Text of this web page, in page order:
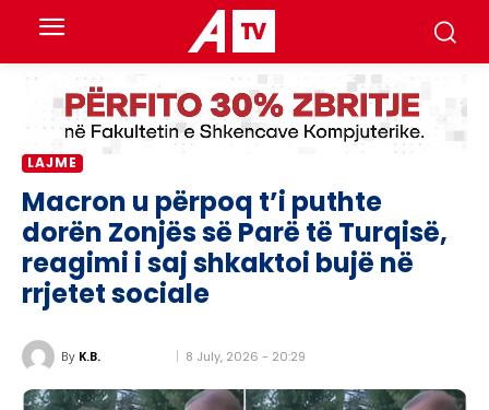
LAJME
Macron u përpoq t’i puthte
dorën Zonjës së Parë të Turqisë,
reagimi i saj shkaktoi bujë në
rrjetet sociale
By K.B. 8 July, 2026 - 20:29